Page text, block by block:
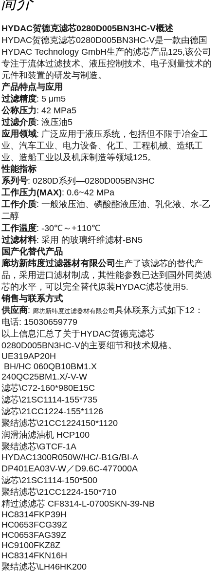
HYDAC贺德克滤芯0280D005BN3HC-V概述
HYDAC贺德克滤芯0280D005BN3HC-V是一款由德国
HYDAC Technology GmbH生产的滤芯产品125,该公司
专注于流体过滤技术、液压控制技术、电子测量技术的
元件和装置的研发与制造。
产品特点与应用
过滤精度: 5 μm5
公称压力: 42 MPa5
过滤介质: 液压油5
应用领域: 广泛应用于液压系统，包括但不限于冶金工
业、汽车工业、电力设备、化工、工程机械、造纸工
业、造船工业以及机床制造等领域125。
性能指标
系列号: 0280D系列—0280D005BN3HC
工作压力(MAX): 0.6~42 MPa
工作介质: 一般液压油、磷酸酯液压油、乳化液、水-乙
二醇
工作温度: -30℃～+110℃
过滤材料: 采用 的玻璃纤维滤材-BN5
国产化替代产品
廊坊新纬度过滤器材有限公司生产了该滤芯的替代产
品，采用进口滤材制成，其性能参数已达到国外同类滤
芯的水平，可以完全替代原装HYDAC滤芯使用5.
销售与联系方式
供应商: 廊坊新纬度过滤器材有限公司具体联系方式如下12：
电话: 15030659779
以上信息汇总了关于HYDAC贺德克滤芯
0280D005BN3HC-V的主要细节和技术规格。
UE319AP20H
BH/HC 060QB10BM1.X
240QC25BM1.X/-V-W
滤芯\C72-160*980E15C
滤芯\21SC1114-155*735
滤芯\21CC1224-155*1126
聚结滤芯\21CC1224150*1120
润滑油滤油机 HCP100
聚结滤芯\GTCF-1A
HYDAC1300R050W/HC/-B1G/BI-A
DP401EA03V-W／D9.6C-477000A
滤芯\21SC1114-150*500
聚结滤芯\21CC1224-150*710
精过滤滤芯 CF8314-L-0700SKN-39-NB
HC8314FKP39H
HC0653FCG39Z
HC0653FAG39Z
HC9100FKZ8Z
HC8314FKN16H
聚结滤芯\LH46HK200